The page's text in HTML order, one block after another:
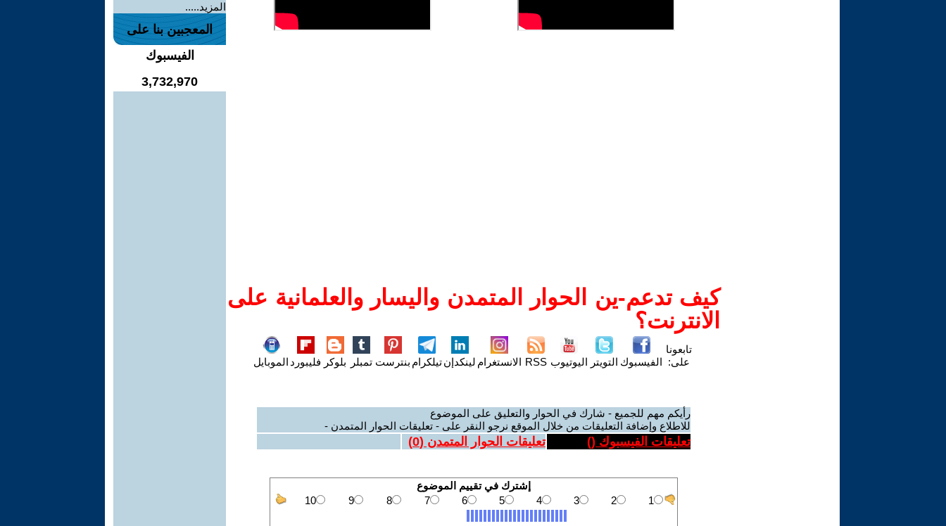
كيف تدعم-ين الحوار المتمدن واليسار والعلمانية على
الانترنت؟
تابعونا
على: الفيسبوك التويتر اليوتيوب RSS الانستغرام لينكدإنتيلكرام بنترست تمبلر بلوكر فليبورد الموبايل
رأيكم مهم للجميع - شارك في الحوار والتعليق على الموضوع
للاطلاع وإضافة التعليقات من خلال الموقع نرجو النقر على - تعليقات الحوار المتمدن -
تعليقات الفيسبوك () تعليقات الحوار المتمدن (0
)
المزيد.....
المعجبين بنا على
الفيسبوك
3,732,970